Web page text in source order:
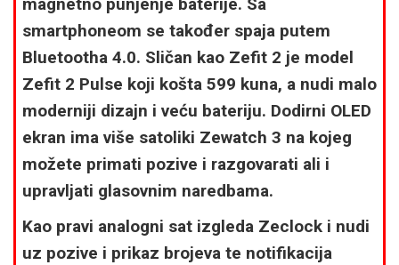
smartphoneom se također spaja putem
Bluetootha 4.0. Sličan kao Zefit 2 je model
Zefit 2 Pulse koji košta 599 kuna, a nudi malo
moderniji dizajn i veću bateriju. Dodirni OLED
ekran ima više satoliki Zewatch 3 na kojeg
možete primati pozive i razgovarati ali i
upravljati glasovnim naredbama.
Kao pravi analogni sat izgleda Zeclock i nudi
uz pozive i prikaz brojeva te notifikacija